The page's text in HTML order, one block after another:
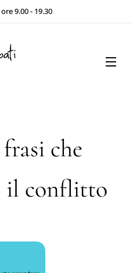
9.00 - 19.30
che
il conflitto